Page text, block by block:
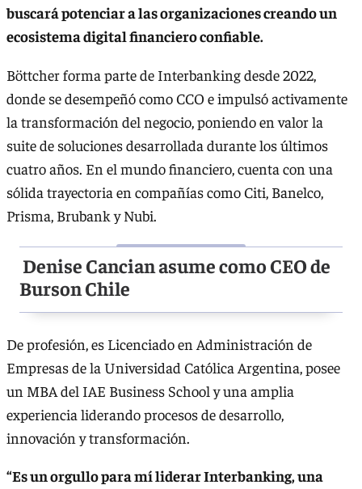
buscará potenciar a las organizaciones creando un
ecosistema digital financiero confiable.
Böttcher forma parte de Interbanking desde 2022,
donde se desempeñó como CCO e impulsó activamente
la transformación del negocio, poniendo en valor la
suite de soluciones desarrollada durante los últimos
cuatro años. En el mundo financiero, cuenta con una
sólida trayectoria en compañías como Citi, Banelco,
Prisma, Brubank y Nubi.
Denise Cancian asume como CEO de
Burson Chile
De profesión, es Licenciado en Administración de
Empresas de la Universidad Católica Argentina, posee
un MBA del IAE Business School y una amplia
experiencia liderando procesos de desarrollo,
innovación y transformación.
“Es un orgullo para mí liderar Interbanking, una